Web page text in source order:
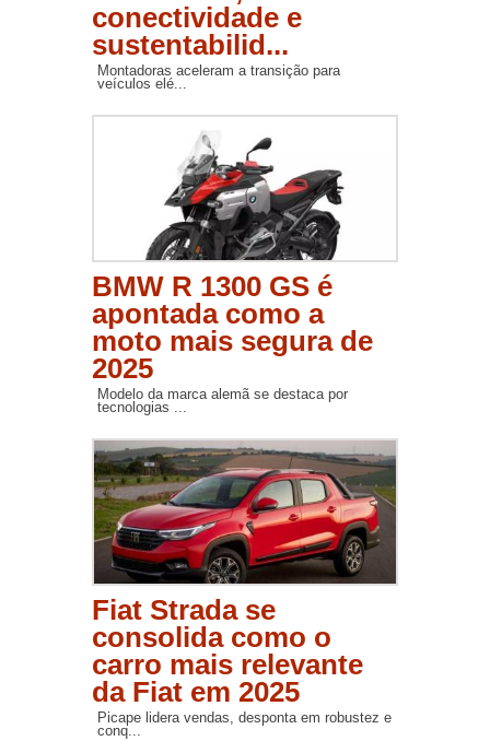
conectividade e
sustentabilid...
Montadoras aceleram a transição para
veículos elé...
BMW R 1300 GS é
apontada como a
moto mais segura de
2025
Modelo da marca alemã se destaca por
tecnologias ...
Fiat Strada se
consolida como o
carro mais relevante
da Fiat em 2025
Picape lidera vendas, desponta em robustez e
conq...